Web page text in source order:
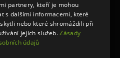
partnery, kteří je mohou
s dalšími informacemi, které
nebo které shromáždili při
jejich služeb.Zásady
údajů